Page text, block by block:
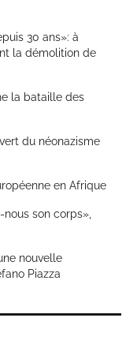
30 ans»: à
la démolition de
la bataille des
du néonazisme
en Afrique
son corps»,
nouvelle
Piazza